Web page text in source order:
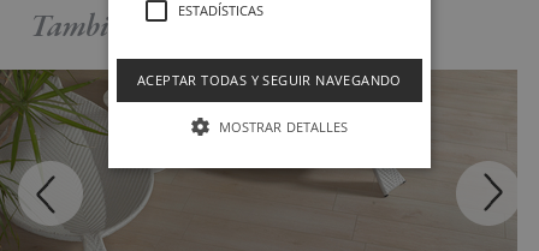
También te puedeinteresar
ESTADÍSTICAS
ACEPTAR TODAS Y SEGUIR NAVEGANDO
MOSTRAR DETALLES